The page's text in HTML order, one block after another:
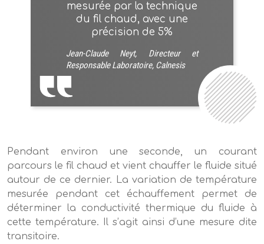
mesurée par la technique
du fil chaud, avec une
précision de 5%
Jean-Claude Neyt, Directeur et
Responsable Laboratoire, Calnesis
Pendant environ une seconde, un courant
parcours le fil chaud et vient chauffer le fluide situé
autour de ce dernier. La variation de température
mesurée pendant cet échauffement permet de
déterminer la conductivité thermique du fluide à
cette température. Il s’agit ainsi d’une mesure dite
transitoire.